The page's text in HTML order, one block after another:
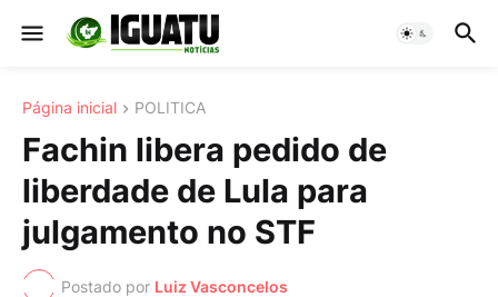
Página inicial POLITICA
Fachin libera pedido de
liberdade de Lula para
julgamento no STF
Postado por Luiz Vasconcelos